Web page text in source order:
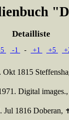
Detailliste
-1 - +1 +5
Okt 1815
Digital images.,
Jul 1816 Doberan,